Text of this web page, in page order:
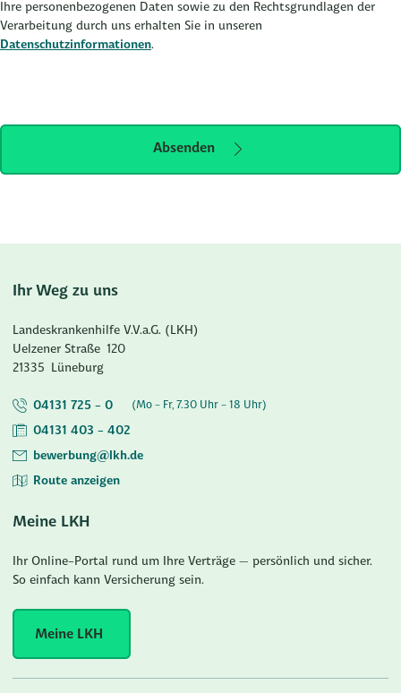
Ihre personenbezogenen Daten sowie zu den Rechtsgrundlagen der
Verarbeitung durch uns erhalten Sie in unseren
Datenschutzinformationen.
Absenden
Ihr Weg zu uns
Landeskrankenhilfe V.V.a.G. (LKH)
Uelzener Straße 120
21335
Lüneburg
04131 725 - 0 (Mo - Fr, 7.30 Uhr - 18 Uhr)
04131 403 - 402
bewerbung@lkh.de
Route anzeigen
Meine LKH
Ihr Online-Portal rund um Ihre Verträge – persönlich und sicher.
So einfach kann Versicherung sein.
Meine LKH